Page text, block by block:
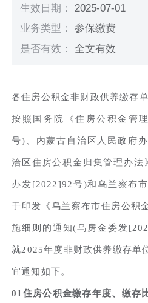
生效日期： 2025-07-01
业务类型：参保缴费
是否有效：全文有效
各住房公积金非财政供养缴存
按照国务院《住房公积金管
号)、内蒙古自治区人民政府
治区住房公积金归集管理办法
办发[2022]92号)和乌兰察布
于印发《乌兰察布市住房公积
施细则的通知(乌房金委发
就2025年度非财政供养缴存单
宜通知如下。
01住房公积金缴存年度、缴存